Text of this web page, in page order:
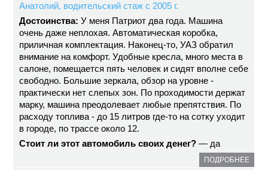
Анатолий, водительский стаж с 2005 г.
Достоинства: У меня Патриот два года. Машина
очень даже неплохая. Автоматическая коробка,
приличная комплектация. Наконец-то, УАЗ обратил
внимание на комфорт. Удобные кресла, много места в
салоне, помещается пять человек и сидят вполне себе
свободно. Большие зеркала, обзор на уровне -
практически нет слепых зон. По проходимости держат
марку, машина преодолевает любые препятствия. По
расходу топлива - до 15 литров где-то на сотку уходит
в городе, по трассе около 12.
Стоит ли этот автомобиль своих денег? — да
ПОДРОБНЕЕ